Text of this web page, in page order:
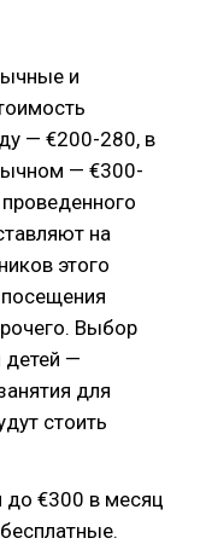
и
— €200-280, в
— €300-
на
этого
Выбор
детей —
для
стоить
до €300 в месяц